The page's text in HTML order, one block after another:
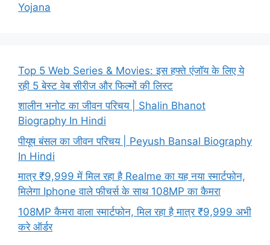
Yojana
Top 5 Web Series & Movies: इस हफ्ते एंजॉय के लिए ये
रही 5 बेस्ट वेब सीरीज और फिल्मों की लिस्ट
शालीन भनोट का जीवन परिचय | Shalin Bhanot
Biography In Hindi
पीयूष बंसल का जीवन परिचय | Peyush Bansal Biography
In Hindi
मात्र ₹9,999 में मिल रहा है Realme का यह नया स्मार्टफोन,
मिलेगा Iphone वाले फीचर्स के साथ 108MP का कैमरा
108MP कैमरा वाला स्मार्टफोन, मिल रहा है मात्र ₹9,999 अभी
करे ऑर्डर